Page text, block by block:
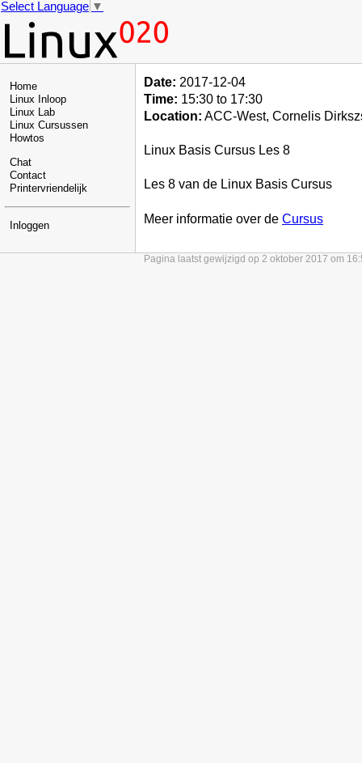
Select Language ▼
Home
Linux Inloop
Linux Lab
Linux Cursussen
Howtos
Chat
Contact
Printervriendelijk
Inloggen
Date: 2017-12-04
Time: 15:30 to 17:30
Location: ACC-West, Cornelis
Linux Basis Cursus Les 8
Les 8 van de Linux Basis Cursus
Meer informatie over de Cursus
Pagina laatst gewijzigd op 2 oktober 2017 om